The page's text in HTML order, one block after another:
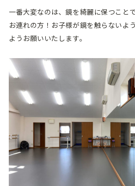
一番大変なのは、鏡を綺麗に保つこと
お連れの方！お子様が鏡を触らないよ
ようお願いいたします。